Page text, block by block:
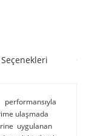
performansıyla
ulaşmada
uygulanan